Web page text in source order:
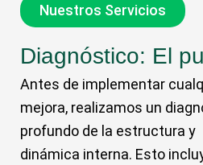
Nuestros Servicios
Diagnóstico: El
Antes de implementar
mejora, realizamos un
profundo de la estructura y
dinámica interna. Esto